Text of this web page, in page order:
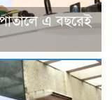
এ বছরেই